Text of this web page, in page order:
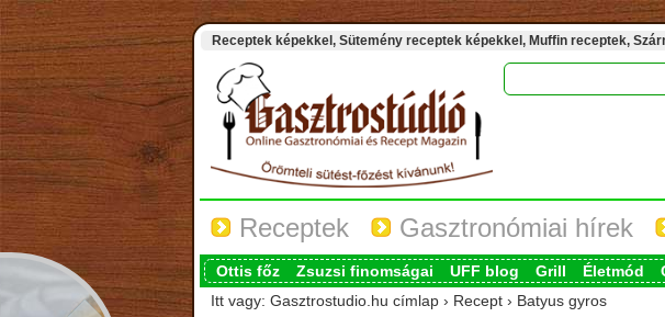
Receptek képekkel, Sütemény receptek képekkel, Muffin receptek,
Receptek Gasztronómiai hírek
Ottis főz Zsuzsi finomságai UFF blog Grill Életmód
Itt vagy: Gasztrostudio.hu címlap › Recept › Batyus gyros